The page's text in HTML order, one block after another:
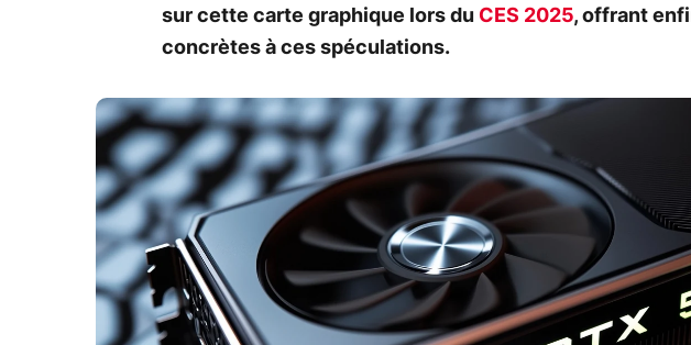
sur cette carte graphique lors du CES 2025, offrant
concrètes à ces spéculations.